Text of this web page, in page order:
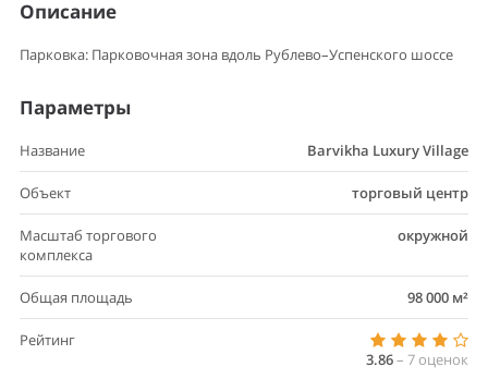
Описание
Парковка: Парковочная зона вдоль Рублево–Успенского шоссе
Параметры
Название Barvikha Luxury Village
Объект торговый центр
Масштаб торгового
комплекса
окружной
Общая площадь 98 000 м²
Рейтинг
3.86– 7 оценок